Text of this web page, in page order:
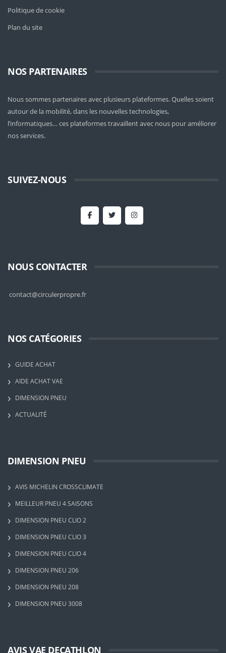
Politique de cookie
Plan du site
NOS PARTENAIRES
Nous sommes partenaires avec plusieurs plateformes. Quelles soient
autour de la mobilité, dans les nouvelles technologies,
l’informatiques… ces plateformes travaillent avec nous pour améliorer
nos services.
SUIVEZ-NOUS
NOUS CONTACTER
contact@circulerpropre.fr
NOS CATÉGORIES
GUIDE ACHAT
AIDE ACHAT VAE
DIMENSION PNEU
ACTUALITÉ
DIMENSION PNEU
AVIS MICHELIN CROSSCLIMATE
MEILLEUR PNEU 4 SAISONS
DIMENSION PNEU CLIO 2
DIMENSION PNEU CLIO 3
DIMENSION PNEU CLIO 4
DIMENSION PNEU 206
DIMENSION PNEU 208
DIMENSION PNEU 3008
AVIS VAE DECATHLON